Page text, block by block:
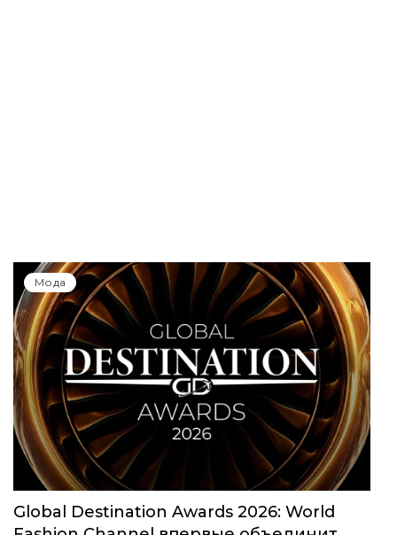
Мода
Global Destination Awards 2026: World